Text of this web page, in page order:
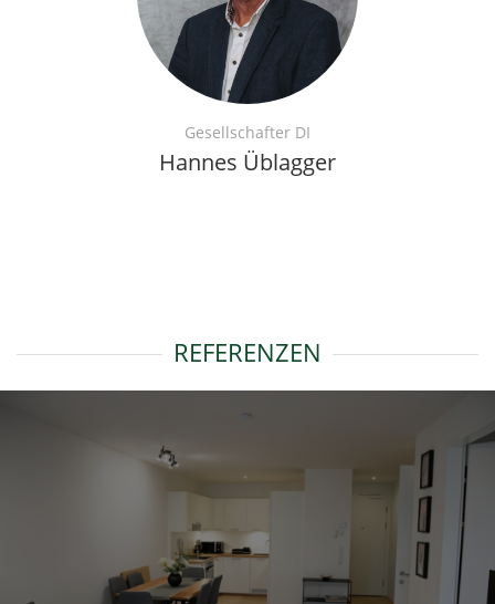
Gesellschafter DI
Hannes Üblagger
REFERENZEN